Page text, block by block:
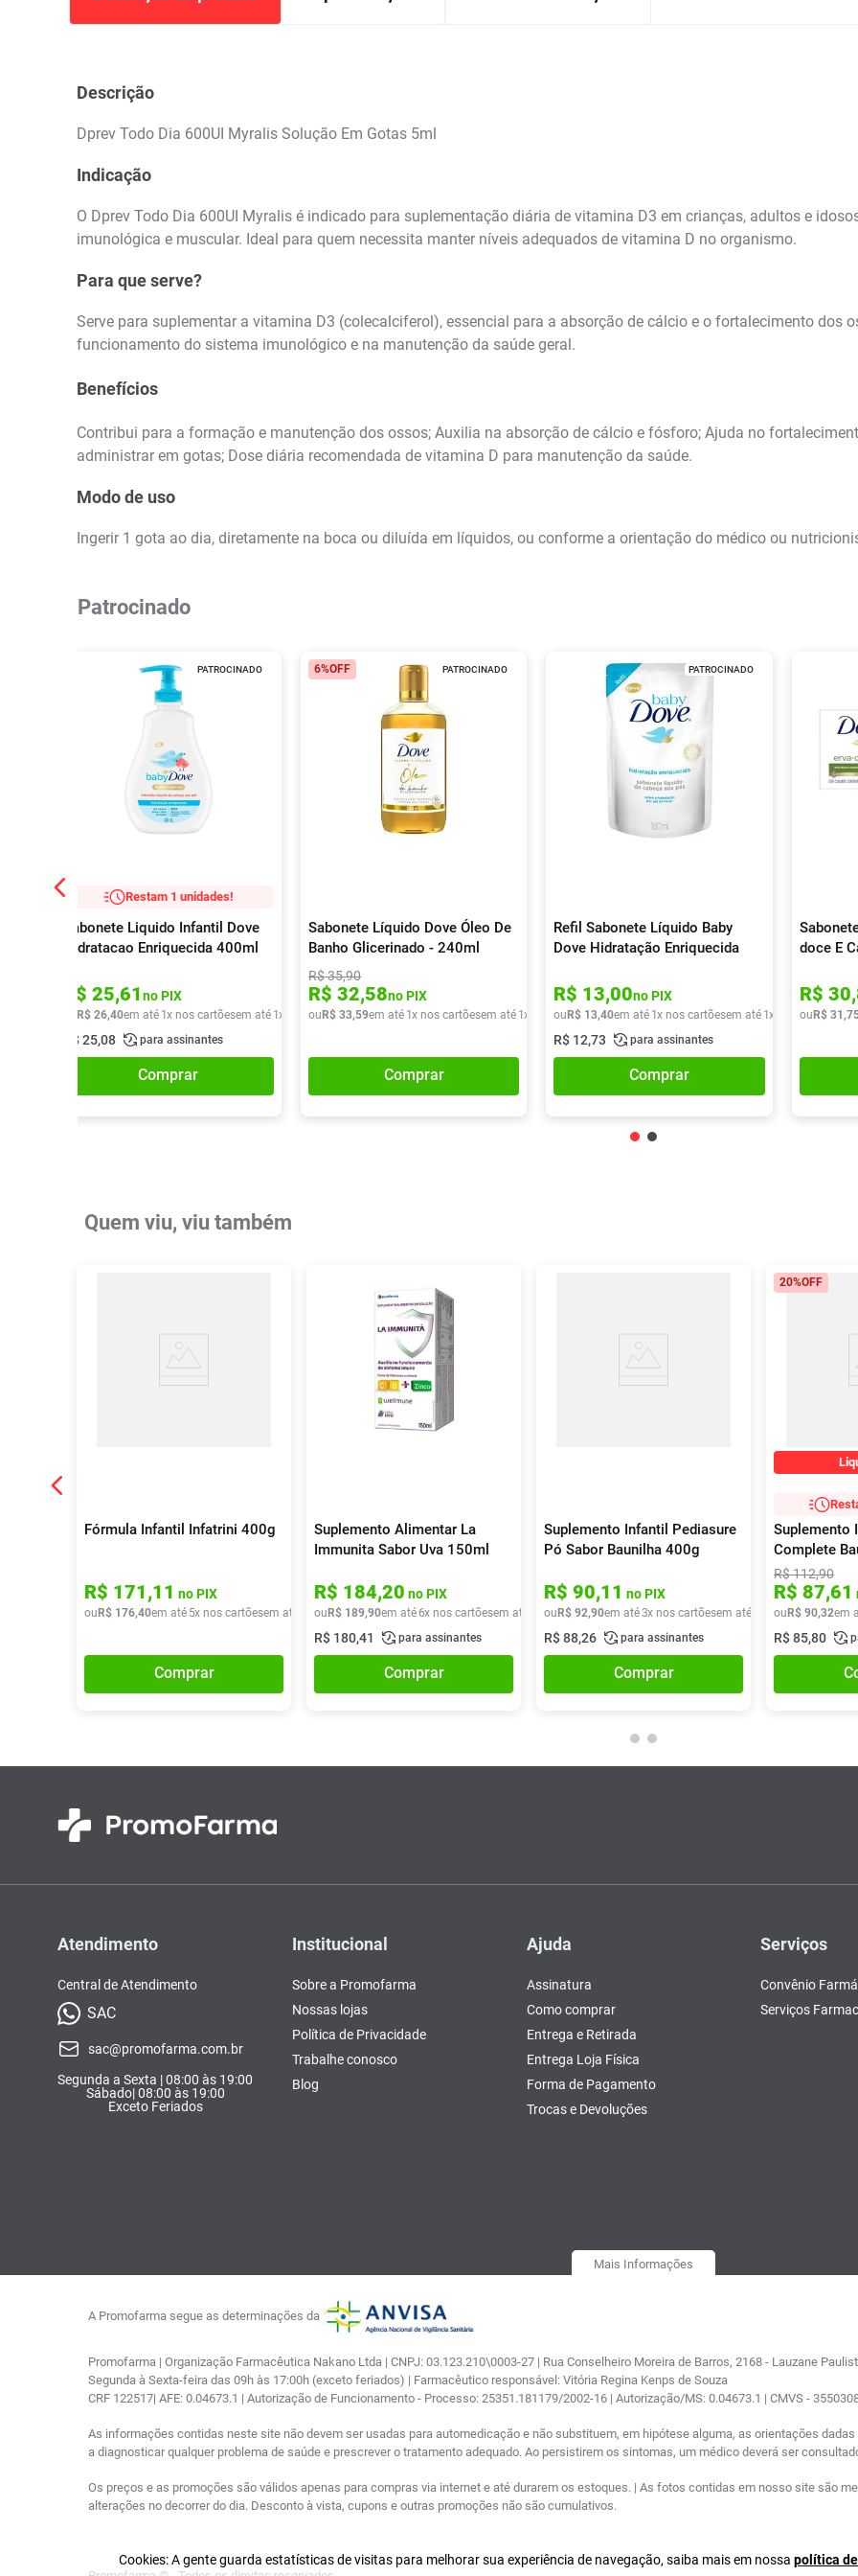
Descrição
Dprev Todo Dia 600UI Myralis Solução Em Gotas 5ml
Indicação
O Dprev Todo Dia 600UI Myralis é indicado para suplementação diária de vitamina D3 em crianças, adultos e
imunológica e muscular. Ideal para quem necessita manter níveis adequados de vitamina D no organismo.
Para que serve?
Serve para suplementar a vitamina D3 (colecalciferol), essencial para a absorção de cálcio e o fortalecimento dos
funcionamento do sistema imunológico e na manutenção da saúde geral.
Benefícios
Contribui para a formação e manutenção dos ossos; Auxilia na absorção de cálcio e fósforo; Ajuda no
administrar em gotas; Dose diária recomendada de vitamina D para manutenção da saúde.
Modo de uso
Ingerir 1 gota ao dia, diretamente na boca ou diluída em líquidos, ou conforme a orientação do médico ou
Patrocinado
PATROCINADO
Restam 1 unidades!
Sabonete Liquido Infantil Dove
Hidratacao Enriquecida 400ml
R$ 25,61no PIX
R$ 26,40em até 1x nos cartõesem até 1x de R$ 26,40
R$ 25,08 para assinantes
Comprar
PATROCINADO
6%OFF
Sabonete Líquido Dove Óleo De
Banho Glicerinado - 240ml
R$35,90
R$ 32,58no PIX
ouR$ 33,59em até 1x nos cartõesem até 1x de R$ 33,59
Comprar
PATROCINADO
Refil Sabonete Líquido Baby
Dove Hidratação Enriquecida
R$ 13,00no PIX
ouR$ 13,40em até 1x nos cartõesem até 1x de R$ 13,40
R$ 12,73 para assinantes
Comprar
doce E
R$ 30,
ouR$ 31 ,
Quem viu, viu também
Fórmula Infantil Infatrini 400g
R$ 171,11 no PIX
ouR$ 176,40em até 5x nos cartõesem até x de R$ 35,28
Comprar
Suplemento Alimentar La
Immunita Sabor Uva 150ml
R$ 184,20 no PIX
ouR$ 189,90em até6x nos cartõesem até x de R$ 31,65
R$ 180,41 para assinantes
Comprar
Suplemento Infantil Pediasure
Pó Sabor Baunilha 400g
R$ 90,11 no PIX
ouR$ 92,90em até3x nos cartõesem até x deR$ 30,96
R$88,26 para assinantes
Comprar
20%OFF
Suplemento
Complete
R$112,90
R$ 87,61
ouR$ 90,32em
R$85,80
Cookies: A gente guarda estatísticas de visitas para melhorar sua experiência de navegação, saiba mais em nossa política
Atendimento
Central de Atendimento
SAC
sac@promofarma.com.br
Segunda a Sexta | 08:00 às 19:00
Sábado| 08:00 às 19:00
Exceto Feriados
Institucional
Sobre a Promofarma
Nossas lojas
Política de Privacidade
Trabalhe conosco
Blog
Ajuda
Assinatura
Como comprar
Entrega e Retirada
Entrega Loja Física
Forma de Pagamento
Trocas e Devoluções
Serviços
Convênio
Serviços
Mais Informações
A Promofarma segue as determinações da
Promofarma | Organização Farmacêutica Nakano Ltda | CNPJ: 03.123.210\0003-27 | Rua Conselheiro Moreira de Barros, 2168 - Lauzane
Segunda à Sexta-feira das 09h às 17:00h (exceto feriados) | Farmacêutico responsável: Vitória Regina Kenps de Souza
CRF 122517| AFE: 0.04673.1 | Autorização de Funcionamento - Processo: 25351.181179/2002-16 | Autorização/MS: 0.04673.1 | CMVS -
As informações contidas neste site não devem ser usadas para automedicação e não substituem, em hipótese alguma, as orientações
a diagnosticar qualquer problema de saúde e prescrever o tratamento adequado. Ao persistirem os sintomas, um médico deverá ser
Os preços e as promoções são válidos apenas para compras via internet e até durarem os estoques. | As fotos contidas em nosso site são
alterações no decorrer do dia. Desconto à vista, cupons e outras promoções não são cumulativos.